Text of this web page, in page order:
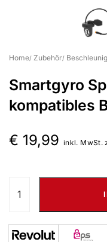
Home Zubehör
Smartgyro
kompatibles
€ 19,99 inkl. MwSt.